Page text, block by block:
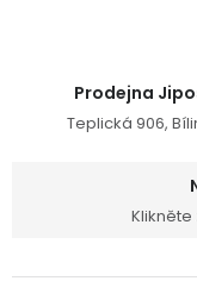
Prodejna
Teplická 906,